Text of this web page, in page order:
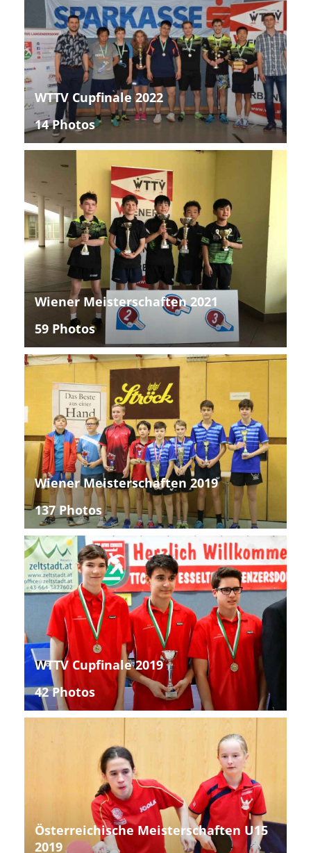
WTTV Cupfinale 2022
14 Photos
Wiener Meisterschaften 2021
59 Photos
Wiener Meisterschaften 2019
137 Photos
WTTV Cupfinale 2019
42 Photos
Österreichische Meisterschaften U15
2019